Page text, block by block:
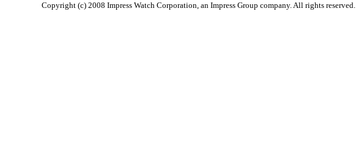
Copyright (c) 2008 Impress Watch Corporation, an Impress Group company. All rights reserved.